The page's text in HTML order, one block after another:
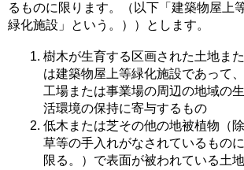
るものに限ります。（以下「建築物屋上
緑化施設」という。））とします。
樹木が生育する区画された土地また
は建築物屋上等緑化施設であって、
工場または事業場の周辺の地域の生
活環境の保持に寄与するもの
低木または芝その他の地被植物（除
草等の手入れがなされているものに
限る。）で表面が被われている土地